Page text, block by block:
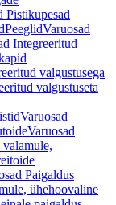
Pistikupesad
PeeglidVaruosad
Integreeritud
valgustusega
valgustuseta
Varuosad
Varuosad
valamule,
Paigaldus
ühehoovaline